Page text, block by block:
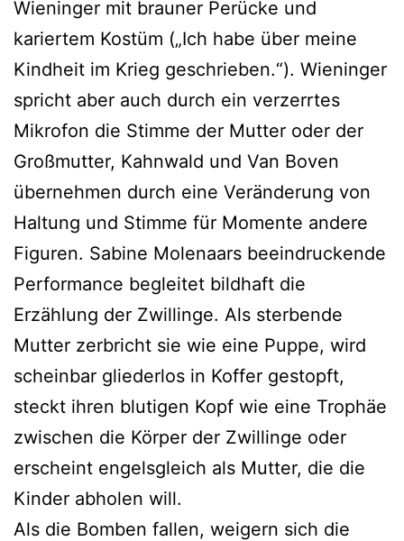
Wieninger mit brauner Perücke und
kariertem Kostüm („Ich habe über meine
Kindheit im Krieg geschrieben.“). Wieninger
spricht aber auch durch ein verzerrtes
Mikrofon die Stimme der Mutter oder der
Großmutter, Kahnwald und Van Boven
übernehmen durch eine Veränderung von
Haltung und Stimme für Momente andere
Figuren. Sabine Molenaars beeindruckende
Performance begleitet bildhaft die
Erzählung der Zwillinge. Als sterbende
Mutter zerbricht sie wie eine Puppe, wird
scheinbar gliederlos in Koffer gestopft,
steckt ihren blutigen Kopf wie eine Trophäe
zwischen die Körper der Zwillinge oder
erscheint engelsgleich als Mutter, die die
Kinder abholen will.
Als die Bomben fallen, weigern sich die